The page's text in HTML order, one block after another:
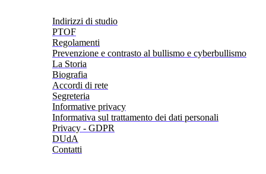
Indirizzi di studio
PTOF
Regolamenti
Prevenzione e contrasto al bullismo e cyberbullismo
La Storia
Biografia
Accordi di rete
Segreteria
Informative privacy
Informativa sul trattamento dei dati personali
Privacy - GDPR
DUdA
Contatti